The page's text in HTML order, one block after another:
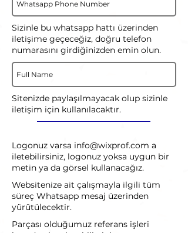
Sizinle bu whatsapp hattı üzerinden
iletişime geçeceğiz, doğru telefon
numarasını girdiğinizden emin olun.
Sitenizde paylaşılmayacak olup sizinle
iletişim için kullanılacaktır.
Logonuz varsa info@wixprof.com a
iletebilirsiniz, logonuz yoksa uygun bir
metin ya da görsel kullanacağız.
Websitenize ait çalışmayla ilgili tüm
süreç Whatsapp mesaj üzerinden
yürütülecektir.
Parçası olduğumuz referans işleri